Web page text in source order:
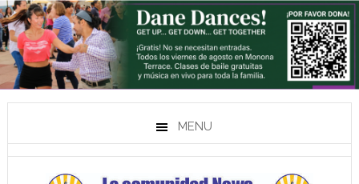
MENU